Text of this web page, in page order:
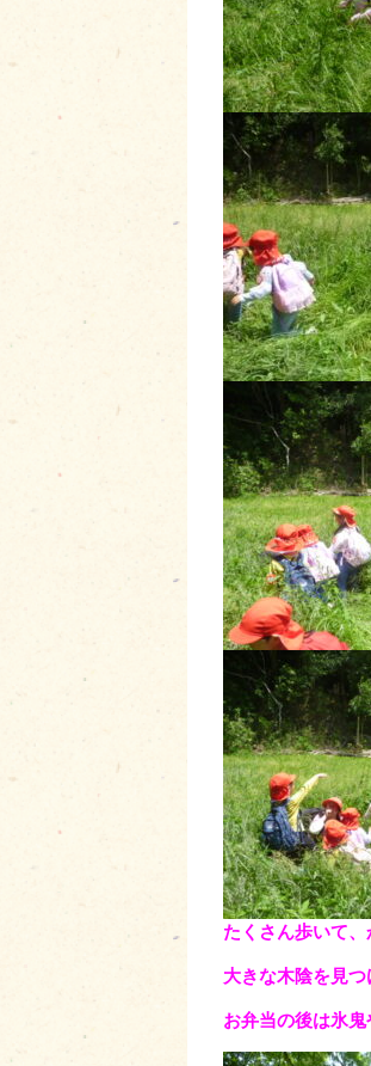
たくさん歩いて
大きな木陰を見
お弁当の後は氷